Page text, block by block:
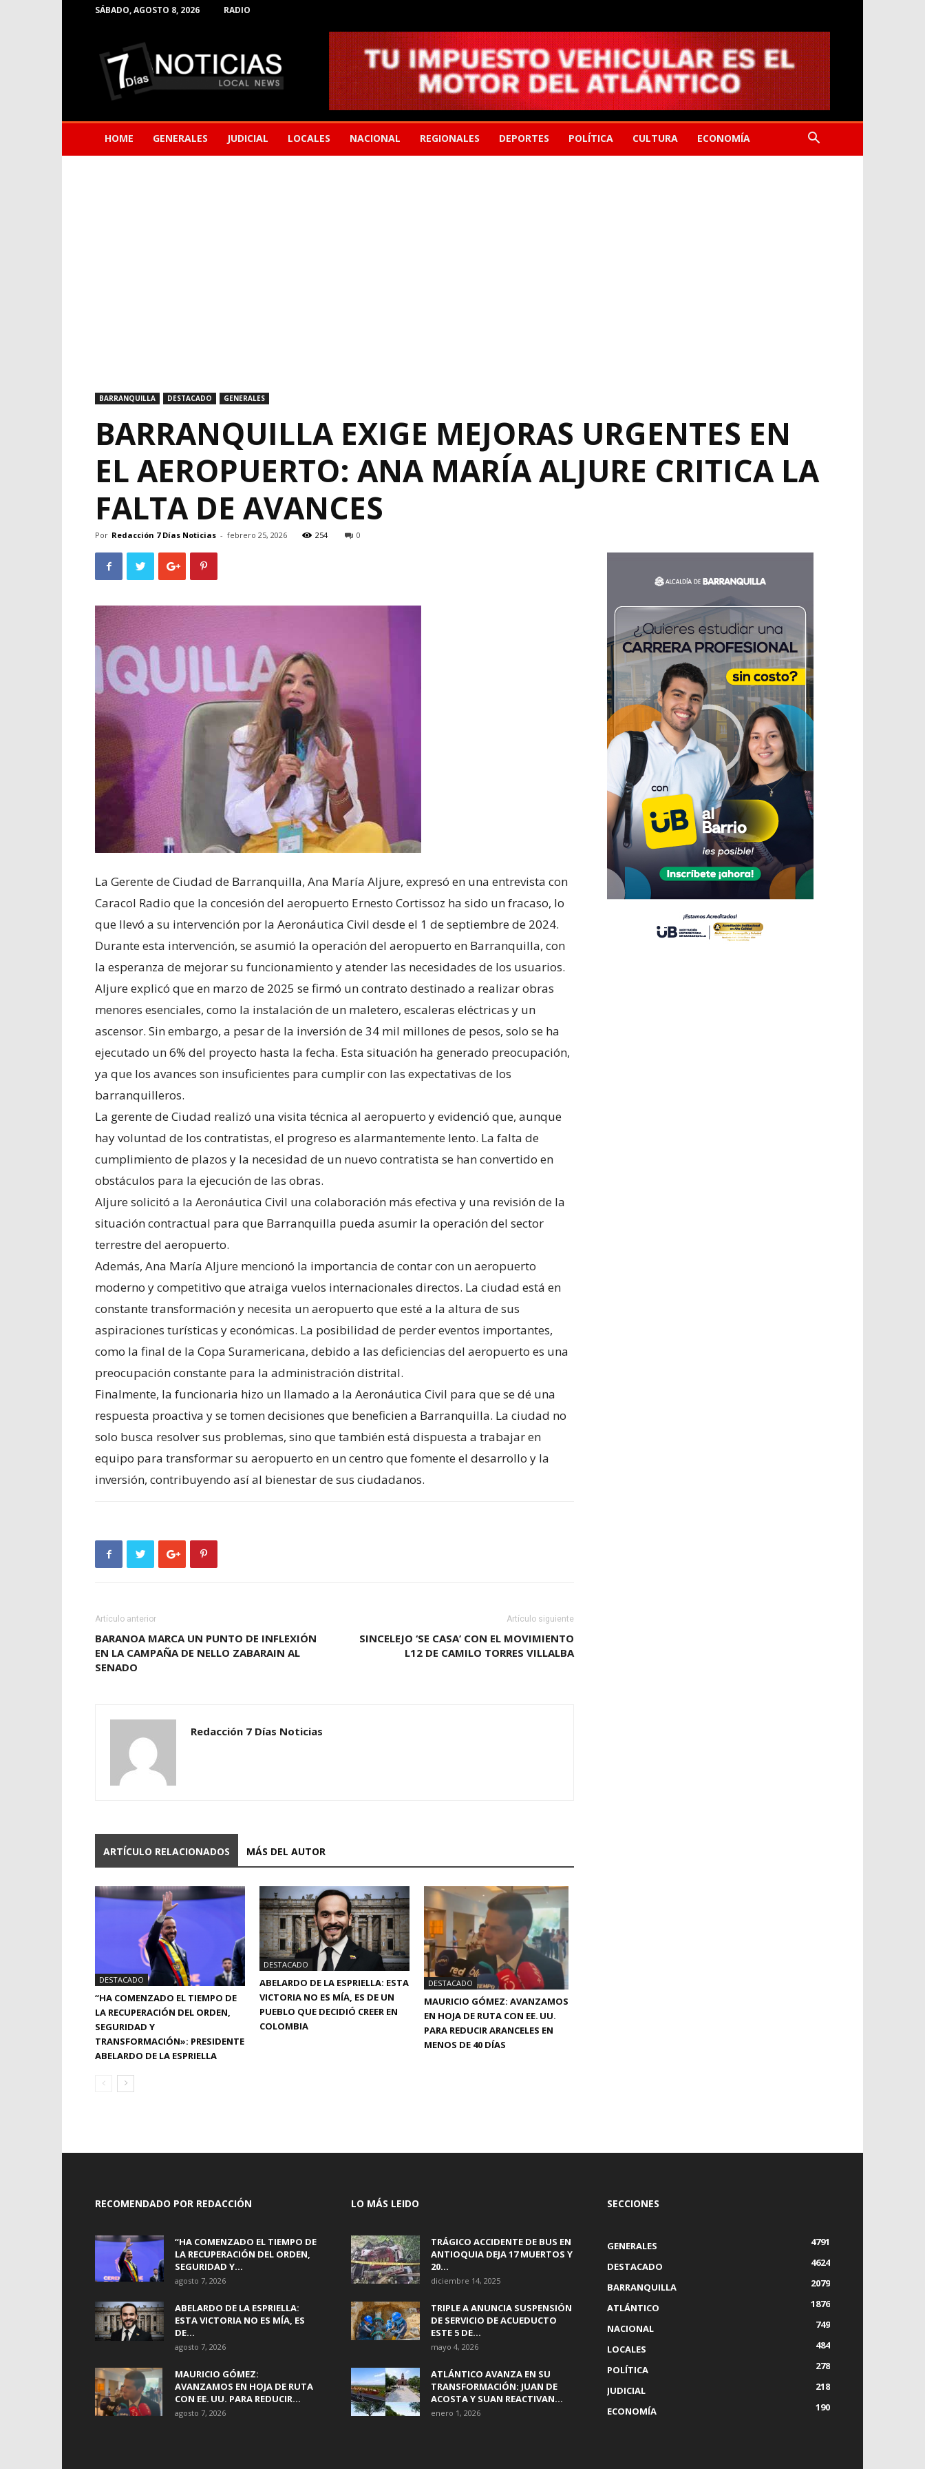
SÁBADO, AGOSTO 8, 2026 RADIO
Noticias
de
Barranquilla
HOME GENERALES JUDICIAL LOCALES NACIONAL REGIONALES DEPORTES POLÍTICA CULTURA ECONOMÍA
BARRANQUILLA DESTACADO GENERALES
BARRANQUILLA EXIGE MEJORAS URGENTES EN
EL AEROPUERTO: ANA MARÍA ALJURE CRITICA LA
FALTA DE AVANCES
Por Redacción 7 Días Noticias - febrero 25, 2026 254 0
La Gerente de Ciudad de Barranquilla, Ana María Aljure, expresó en una entrevista con
Caracol Radio que la concesión del aeropuerto Ernesto Cortissoz ha sido un fracaso, lo
que llevó a su intervención por la Aeronáutica Civil desde el 1 de septiembre de 2024.
Durante esta intervención, se asumió la operación del aeropuerto en Barranquilla, con
la esperanza de mejorar su funcionamiento y atender las necesidades de los usuarios.
Aljure explicó que en marzo de 2025 se firmó un contrato destinado a realizar obras
menores esenciales, como la instalación de un maletero, escaleras eléctricas y un
ascensor. Sin embargo, a pesar de la inversión de 34 mil millones de pesos, solo se ha
ejecutado un 6% del proyecto hasta la fecha. Esta situación ha generado preocupación,
ya que los avances son insuficientes para cumplir con las expectativas de los
barranquilleros.
La gerente de Ciudad realizó una visita técnica al aeropuerto y evidenció que, aunque
hay voluntad de los contratistas, el progreso es alarmantemente lento. La falta de
cumplimiento de plazos y la necesidad de un nuevo contratista se han convertido en
obstáculos para la ejecución de las obras.
Aljure solicitó a la Aeronáutica Civil una colaboración más efectiva y una revisión de la
situación contractual para que Barranquilla pueda asumir la operación del sector
terrestre del aeropuerto.
Además, Ana María Aljure mencionó la importancia de contar con un aeropuerto
moderno y competitivo que atraiga vuelos internacionales directos. La ciudad está en
constante transformación y necesita un aeropuerto que esté a la altura de sus
aspiraciones turísticas y económicas. La posibilidad de perder eventos importantes,
como la final de la Copa Suramericana, debido a las deficiencias del aeropuerto es una
preocupación constante para la administración distrital.
Finalmente, la funcionaria hizo un llamado a la Aeronáutica Civil para que se dé una
respuesta proactiva y se tomen decisiones que beneficien a Barranquilla. La ciudad no
solo busca resolver sus problemas, sino que también está dispuesta a trabajar en
equipo para transformar su aeropuerto en un centro que fomente el desarrollo y la
inversión, contribuyendo así al bienestar de sus ciudadanos.
Artículo anterior
BARANOA MARCA UN PUNTO DE INFLEXIÓN
EN LA CAMPAÑA DE NELLO ZABARAIN AL
SENADO
Artículo siguiente
SINCELEJO ‘SE CASA’ CON EL MOVIMIENTO
L12 DE CAMILO TORRES VILLALBA
Redacción 7 Días Noticias
ARTÍCULO RELACIONADOS MÁS DEL AUTOR
DESTACADO
“HA COMENZADO EL TIEMPO DE
LA RECUPERACIÓN DEL ORDEN,
SEGURIDAD Y
TRANSFORMACIÓN»: PRESIDENTE
ABELARDO DE LA ESPRIELLA
DESTACADO
ABELARDO DE LA ESPRIELLA: ESTA
VICTORIA NO ES MÍA, ES DE UN
PUEBLO QUE DECIDIÓ CREER EN
COLOMBIA
DESTACADO
MAURICIO GÓMEZ: AVANZAMOS
EN HOJA DE RUTA CON EE. UU.
PARA REDUCIR ARANCELES EN
MENOS DE 40 DÍAS
RECOMENDADO POR REDACCIÓN
“HA COMENZADO EL TIEMPO DE
LA RECUPERACIÓN DEL ORDEN,
SEGURIDAD Y...
agosto 7, 2026
ABELARDO DE LA ESPRIELLA:
ESTA VICTORIA NO ES MÍA, ES
DE...
agosto 7, 2026
MAURICIO GÓMEZ:
AVANZAMOS EN HOJA DE RUTA
CON EE. UU. PARA REDUCIR...
agosto 7, 2026
LO MÁS LEIDO
TRÁGICO ACCIDENTE DE BUS EN
ANTIOQUIA DEJA 17 MUERTOS Y
20...
diciembre 14, 2025
TRIPLE A ANUNCIA SUSPENSIÓN
DE SERVICIO DE ACUEDUCTO
ESTE 5 DE...
mayo 4, 2026
ATLÁNTICO AVANZA EN SU
TRANSFORMACIÓN: JUAN DE
ACOSTA Y SUAN REACTIVAN...
enero 1, 2026
SECCIONES
GENERALES
4791
DESTACADO
4624
BARRANQUILLA
2079
ATLÁNTICO
1876
NACIONAL
749
LOCALES
484
POLÍTICA
278
JUDICIAL
218
ECONOMÍA
190